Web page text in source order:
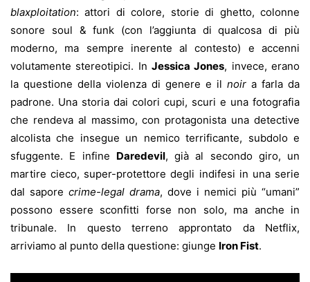
blaxploitation: attori di colore, storie di ghetto, colonne
sonore soul & funk (con l’aggiunta di qualcosa di più
moderno, ma sempre inerente al contesto) e accenni
volutamente stereotipici. In Jessica Jones, invece, erano
la questione della violenza di genere e il noir a farla da
padrone. Una storia dai colori cupi, scuri e una fotografia
che rendeva al massimo, con protagonista una detective
alcolista che insegue un nemico terrificante, subdolo e
sfuggente. E infine Daredevil, già al secondo giro, un
martire cieco, super-protettore degli indifesi in una serie
dal sapore crime-legal drama, dove i nemici più “umani”
possono essere sconfitti forse non solo, ma anche in
tribunale. In questo terreno approntato da Netflix,
arriviamo al punto della questione: giunge Iron Fist.